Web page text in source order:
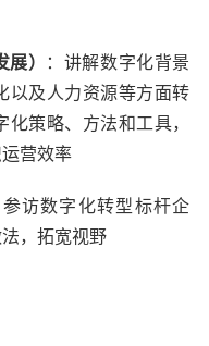
）
：讲解数字化背景
以及人力资源等方面转
策略、方法和工具，
营效率
参访数字化转型标杆企
，拓宽视野